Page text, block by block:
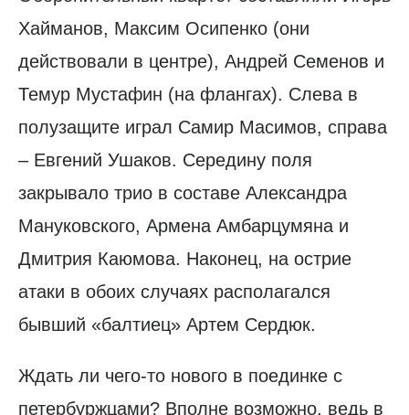
Хайманов, Максим Осипенко (они
действовали в центре), Андрей Семенов и
Темур Мустафин (на флангах). Слева в
полузащите играл Самир Масимов, справа
– Евгений Ушаков. Середину поля
закрывало трио в составе Александра
Мануковского, Армена Амбарцумяна и
Дмитрия Каюмова. Наконец, на острие
атаки в обоих случаях располагался
бывший «балтиец» Артем Сердюк.
Ждать ли чего-то нового в поединке с
петербуржцами? Вполне возможно, ведь в